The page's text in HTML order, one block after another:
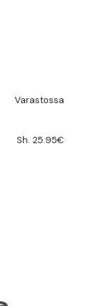
Varastossa
Sh. 25.95€